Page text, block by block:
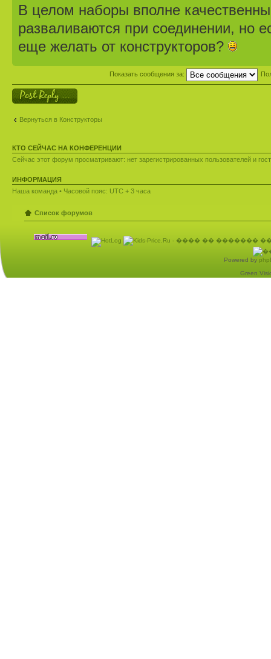
В целом наборы вполне
разваливаются при соединении, но
еще желать от конструкторов?
Показать сообщения за:
Ответить
Вернуться в Конструкторы
КТО СЕЙЧАС НА КОНФЕРЕНЦИИ
Сейчас этот форум просматривают: нет зарегистрированных пользователей и
ИНФОРМАЦИЯ
Наша команда • Часовой пояс: UTC + 3 часа
Список форумов
Powered by
Green